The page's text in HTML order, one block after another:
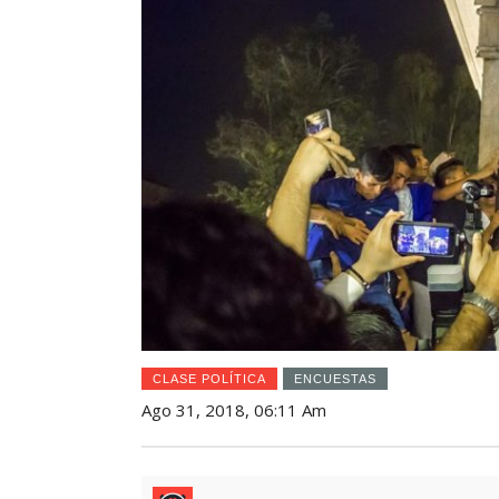
CLASE POLÍTICA ENCUESTAS
Ago 31, 2018, 06:11 Am